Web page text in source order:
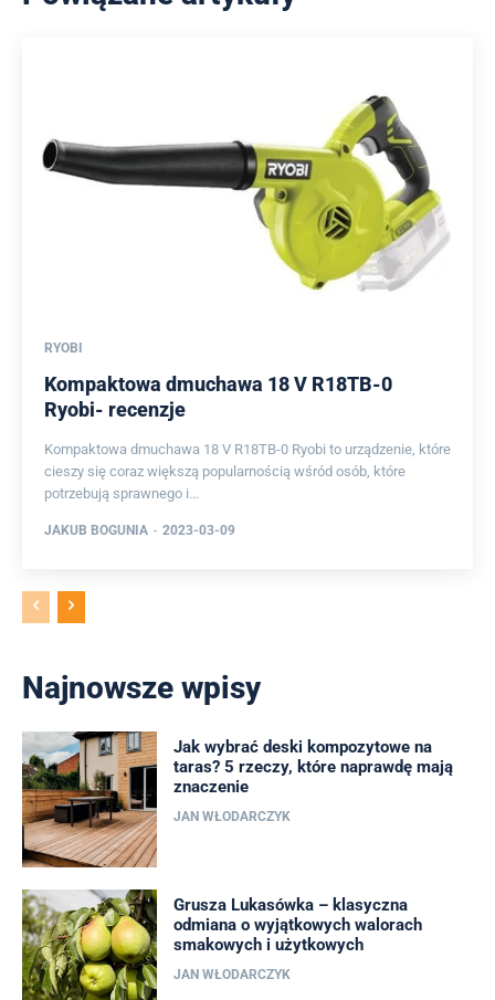
RYOBI
Kompaktowa dmuchawa 18 V R18TB-0
Ryobi- recenzje
Kompaktowa dmuchawa 18 V R18TB-0 Ryobi to urządzenie, które
cieszy się coraz większą popularnością wśród osób, które
potrzebują sprawnego i...
JAKUB BOGUNIA - 2023-03-09
Najnowsze wpisy
Jak wybrać deski kompozytowe na
taras? 5 rzeczy, które naprawdę mają
znaczenie
JAN WŁODARCZYK
Grusza Lukasówka – klasyczna
odmiana o wyjątkowych walorach
smakowych i użytkowych
JAN WŁODARCZYK